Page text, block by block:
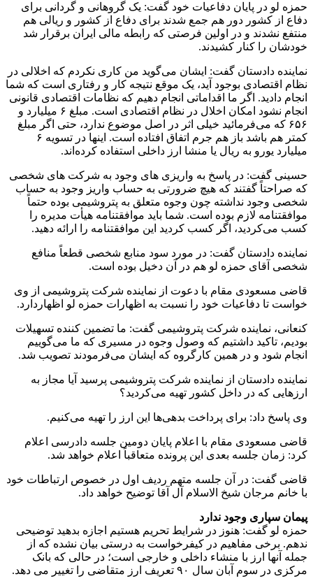
حمزه لو در پایان دفاعیات خود گفت: یک گروهانی و گردانی برای
دفاع از کشور دور هم جمع شدند برای دفاع از کشور و ریالی هم
منتفع نشدند و در اولین فرصتی که رابطه مالی ایران برقرار شد
خودشان را کنار کشیدند.
نماینده دادستان گفت: ایشان می‌گوید من کاری نکردم که اخلالی در
نظام اقتصادی بوجود آید، یک موقع نتیجه کار و رفتاری است که شما
انجام دادید. اگر ما اقداماتی انجام دهیم که نظامات اقتصادی قانونی
انجام نشود امکان اخلال در نظام اقتصادی است. مبلغ ۶ میلیارد و
۶۵۶ که می‌فرمائید خیلی اثر در اصل موضوع ندارد، حتی اگر مبلغ
کمتر هم باشد باز هم جرم اتفاق افتاده است. اینها در تسویه ۶
میلیارد یورو به ریال یا منشا ارز داخلی استفاده کرده‌اند.
حسینی گفت: در پاسخ به واریزی های وجود به شرکت های شخصی
که صراحتاً گفتند که هیچ ضرورتی به حساب واریز وجود به حساب
شخصی وجود نداشته چون وجوه متعلق به پتروشیمی بوده حتماً
موافقتنامه لازم بوده است. شما باید موافقتنامه هیأت مدیره را
کسب می‌کردید، اگر کسب کردید این موافقتنامه را ارائه دهید.
نماینده دادستان گفت: در مورد سود منابع شخصی قطعاً منافع
شخصی آقای حمزه لو هم در آن دخیل بوده است.
قاضی مسعودی مقام با دعوت از نماینده شرکت پتروشیمی از وی
خواست تا دفاعیات خود را نسبت به اظهارات حمزه لو اظهاردارد.
کنعانی، نماینده شرکت پتروشیمی گفت: ما تضمین کننده تسهیلات
بودیم، تاکید داشتیم که وصول وجوه در مسیری که ما می‌گوییم
انجام شود و در همین کارگروه که ایشان می‌فرمودند تصویب شد.
نماینده دادستان از نماینده شرکت پتروشیمی پرسید آیا مجاز به
ارزهایی که در داخل کشور تهیه می‌کردید؟
وی پاسخ داد: برای پرداخت بدهی‌ها این ارز را تهیه می‌کنیم.
قاضی مسعودی مقام با اعلام پایان دومین جلسه دادرسی اعلام
کرد: زمان جلسه بعدی این پرونده متعاقباً اعلام خواهد شد.
قاضی گفت: در آن جلسه متهم ردیف اول در خصوص ارتباطات خود
با خانم مرجان شیخ الاسلام آل آقا توضیح خواهد داد.
پیمان سپاری وجود ندارد
حمزه لو گفت: هنوز در شرایط تحریم هستیم اجازه بدهید توضیحی
ندهم. برخی مفاهیم در کیفرخواست به درستی بیان نشده که از
جمله آنها ارز با منشاء داخلی و خارجی است؛ در حالی که بانک
مرکزی در سوم آبان سال ۹۰ تعریف ارز متقاضی را تغییر می دهد.